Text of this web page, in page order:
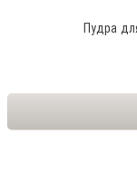
Пудра